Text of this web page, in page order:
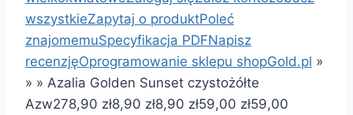
wszystkieZapytaj o produktPoleć
znajomemuSpecyfikacja PDFNapisz
recenzjęOprogramowanie sklepu shopGold.pl »
» » Azalia Golden Sunset czystożółte
Azw278,90 zł8,90 zł8,90 zł59,00 zł59,00